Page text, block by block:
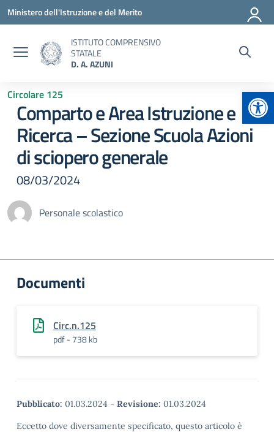
Vai ai contenuti
Vai al menu di navigazione
Vai al footer
Ministero dell'Istruzione e del Merito
ISTITUTO COMPRENSIVO
STATALE
D. A. AZUNI
Circolare 125
Comparto e Area Istruzione e
Ricerca – Sezione Scuola Azioni
di sciopero generale
08/03/2024
Personale scolastico
Documenti
Circ.n.125
pdf - 738 kb
Pubblicato: 01.03.2024 - Revisione: 01.03.2024
Eccetto dove diversamente specificato, questo articolo è